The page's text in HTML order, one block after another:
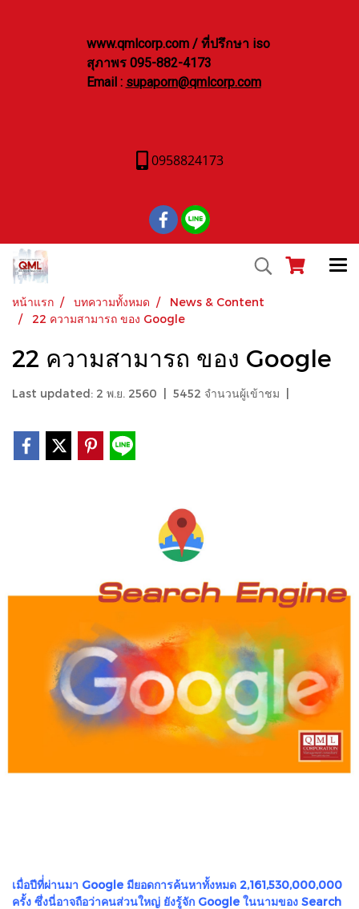
www.qmlcorp.com / ที่ปรึกษา iso
สุภาพร 095-882-4173
Email : supaporn@qmlcorp.com
0958824173
หน้าแรก บทความทั้งหมด
News & Content
22 ความสามารถ ของ Google
22 ความสามารถ ของ Google
Last updated: 2 พ.ย. 2560 5452 จำนวนผู้เข้าชม
เมื่อปีที่่ผ่านมา Google มียอดการค้นหาทั้งหมด 2,161,530,000,000
ครั้ง ซึ่งนี่อาจถือว่าคนส่วนใหญ่ ยังรู้จัก Google ในนามของ Search